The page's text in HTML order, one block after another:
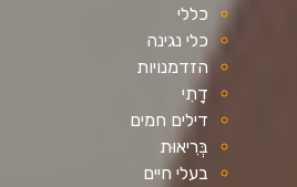
כללי
כלי נגינה
הזדמנויות
דָתִי
דילים חמים
בְּרִיאוּת
בעלי חיים